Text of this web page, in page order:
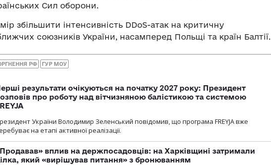
Сил оборони.
збільшити інтенсивність DDoS-атак на критичну
союзників України, насамперед Польщі та країн Балтії.
РФ ГУР МОУ
результати очікуються на початку 2027 року: Президент
про роботу над вітчизняною балістикою та системою
України Володимир Зеленський повідомив, що програма FREYJA вже
на етапі активної реалізації.
вплив на держпосадовців: на Харківщині затримали
який «вирішував питання» з бронюванням